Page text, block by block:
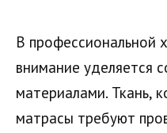
В профессиональной
внимание уделяется
материалами. Ткань,
матрасы требуют